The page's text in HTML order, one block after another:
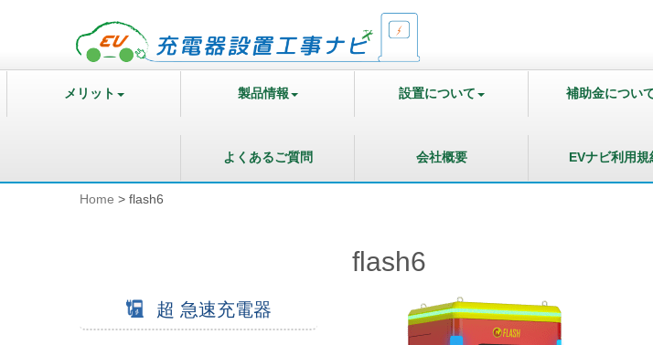
メリット 製品情報 設置について 補助金につい
よくあるご質問 会社概要 EVナビ利用規
Home > flash6
flash6
超 急速充電器